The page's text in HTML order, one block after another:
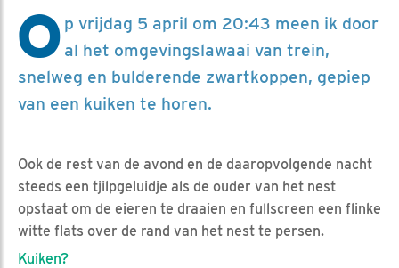
O p vrijdag 5 april om 20:43 meen ik door
al het omgevingslawaai van trein,
snelweg en bulderende zwartkoppen, gepiep
van een kuiken te horen.
Ook de rest van de avond en de daaropvolgende nacht
steeds een tjilpgeluidje als de ouder van het nest
opstaat om de eieren te draaien en fullscreen een flinke
witte flats over de rand van het nest te persen.
Kuiken?